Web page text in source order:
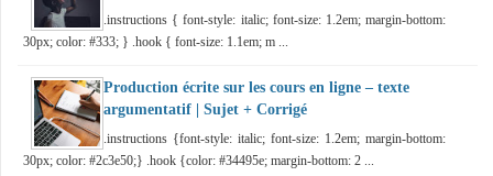
.instructions { font-style: italic; font-size: 1.2em; margin-bottom:
30px; color: #333; } .hook { font-size: 1.1em; m ...
Production écrite sur les cours en ligne – texte
argumentatif | Sujet + Corrigé
.instructions {font-style: italic; font-size: 1.2em; margin-bottom:
30px; color: #2c3e50;} .hook {color: #34495e; margin-bottom: 2 ...